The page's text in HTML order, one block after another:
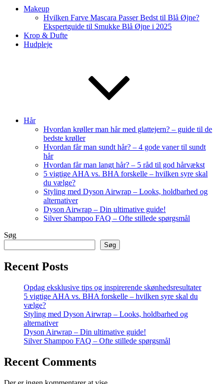
Makeup
Hvilken Farve Mascara Passer Bedst til Blå Øjne?
Ekspertguide til Smukke Blå Øjne i 2025
Krop & Dufte
Hudpleje
Hår
Hvordan krøller man hår med glattejern? – guide til de
bedste krøller
Hvordan får man sundt hår? – 4 gode vaner til sundt
hår
Hvordan får man langt hår? – 5 råd til god hårvækst
5 vigtige AHA vs. BHA forskelle – hvilken syre skal
du vælge?
Styling med Dyson Airwrap – Looks, holdbarhed og
alternativer
Dyson Airwrap – Din ultimative guide!
Silver Shampoo FAQ – Ofte stillede spørgsmål
Søg
Søg
Recent Posts
Opdag eksklusive tips og inspirerende skønhedsresultater
5 vigtige AHA vs. BHA forskelle – hvilken syre skal du
vælge?
Styling med Dyson Airwrap – Looks, holdbarhed og
alternativer
Dyson Airwrap – Din ultimative guide!
Silver Shampoo FAQ – Ofte stillede spørgsmål
Recent Comments